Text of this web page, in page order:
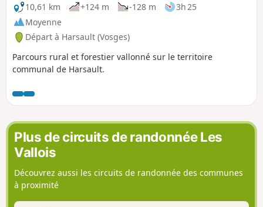
10,61 km +124 m -128 m
3h 25
Moyenne
Départ à Harsault (Vosges)
Parcours rural et forestier vallonné sur le territoire
communal de Harsault.
Plus de circuits de randonnée Les
Vallois
Découvrez aussi les circuits de randonnée des communes
à proximité